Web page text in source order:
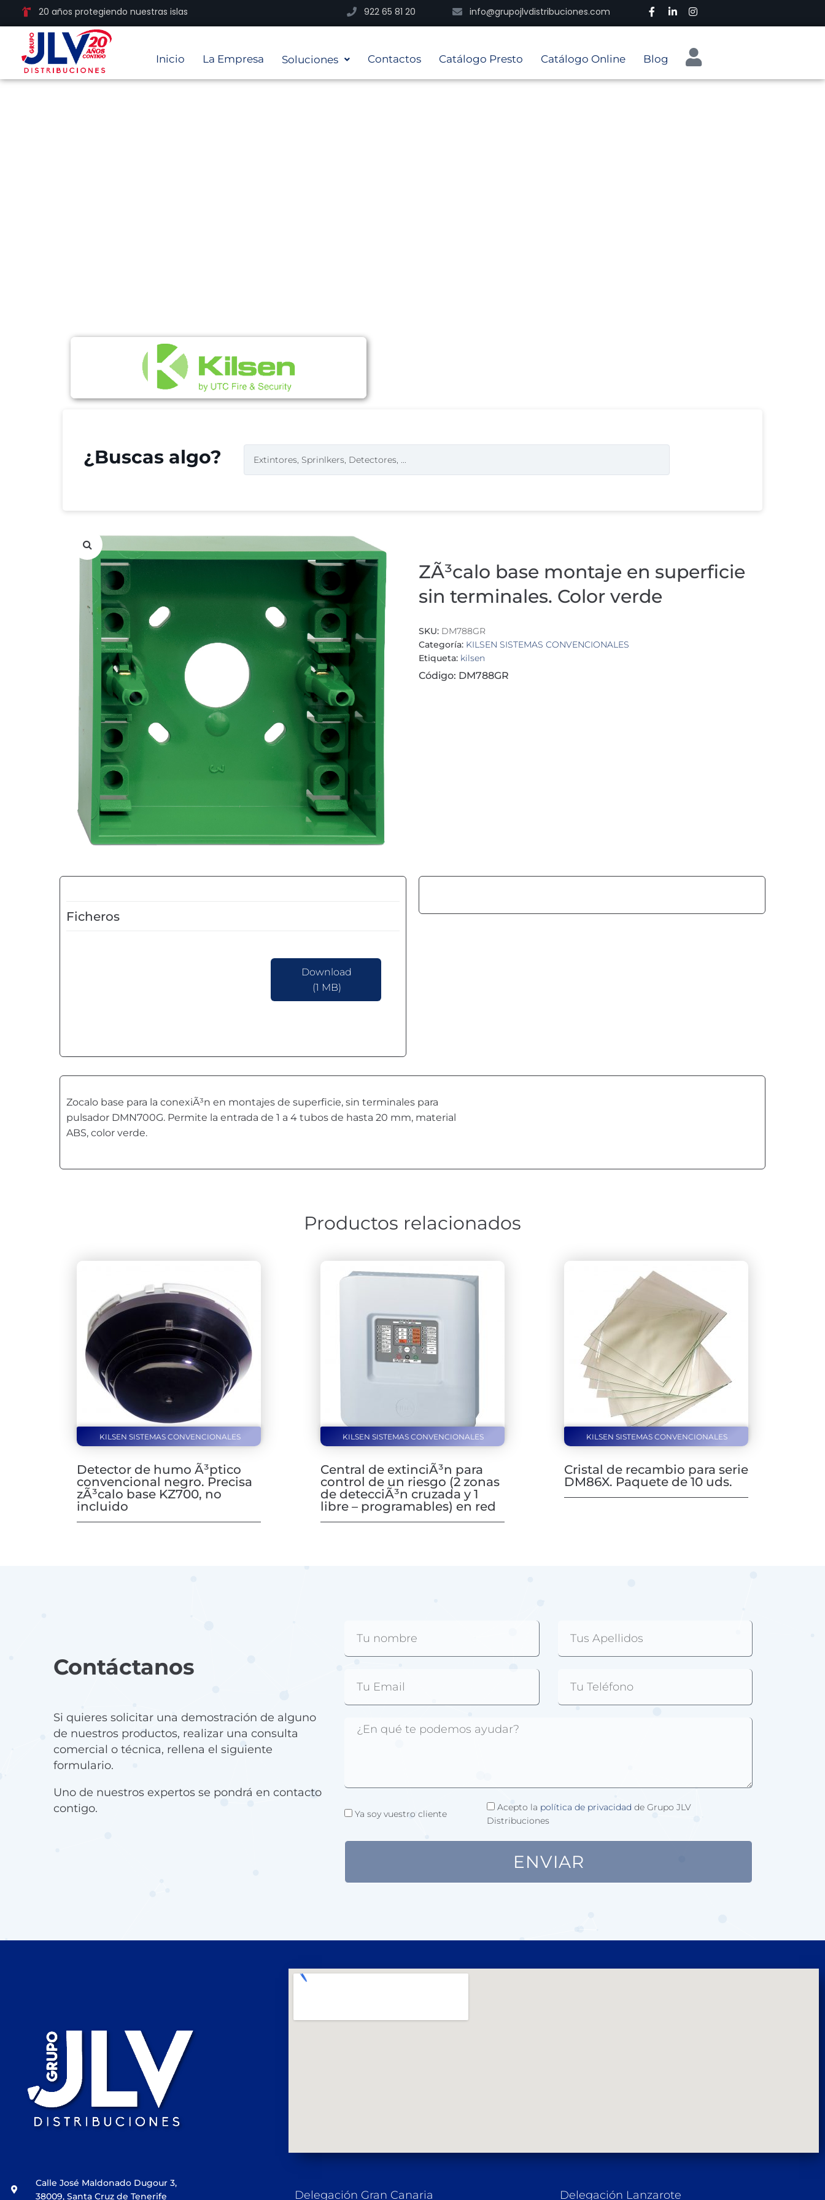
20 años protegiendo nuestras islas 922 65 81 20 info@grupojlvdistribuciones.com
Inicio La Empresa Soluciones Contactos Catálogo Presto Catálogo Online Blog
¿Buscas algo?
ZÃ³calo base montaje en superficie
sin terminales. Color verde
SKU: DM788GR
Categoría: KILSEN SISTEMAS CONVENCIONALES
Etiqueta: kilsen
Código: DM788GR
Ficheros
Download
(1 MB)
Zocalo base para la conexiÃ³n en montajes de superficie, sin terminales para
pulsador DMN700G. Permite la entrada de 1 a 4 tubos de hasta 20 mm, material
ABS, color verde.
Productos relacionados
KILSEN SISTEMAS CONVENCIONALES
Detector de humo Ã³ptico
convencional negro. Precisa
zÃ³calo base KZ700, no
incluido
KILSEN SISTEMAS CONVENCIONALES
Central de extinciÃ³n para
control de un riesgo (2 zonas
de detecciÃ³n cruzada y 1
libre – programables) en red
KILSEN SISTEMAS CONVENCIONALES
Cristal de recambio para serie
DM86X. Paquete de 10 uds.
Contáctanos
Si quieres solicitar una demostración de alguno
de nuestros productos, realizar una consulta
comercial o técnica, rellena el siguiente
formulario.
Uno de nuestros expertos se pondrá en contacto
contigo.
Ya soy vuestro cliente
Acepto la política de privacidad de Grupo JLV
Distribuciones
ENVIAR
Calle José Maldonado Dugour 3,
38009, Santa Cruz de Tenerife
Delegación Gran Canaria Delegación Lanzarote